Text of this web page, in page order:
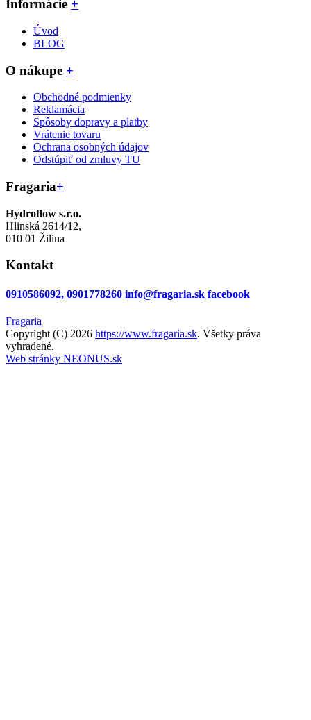
Informácie +
Úvod
BLOG
O nákupe +
Obchodné podmienky
Reklamácia
Spôsoby dopravy a platby
Vrátenie tovaru
Ochrana osobných údajov
Odstúpiť od zmluvy TU
Fragaria+
Hydroflow s.r.o.
Hlinská 2614/12,
010 01 Žilina
Kontakt
0910586092, 0901778260 info@fragaria.sk facebook
Fragaria
Copyright (C) 2026 https://www.fragaria.sk. Všetky práva
vyhradené.
Web stránky NEONUS.sk